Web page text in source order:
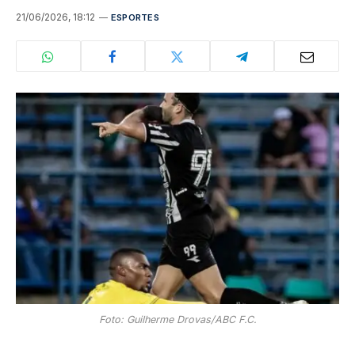
21/06/2026, 18:12 ESPORTES
Foto: Guilherme Drovas/ABC F.C.